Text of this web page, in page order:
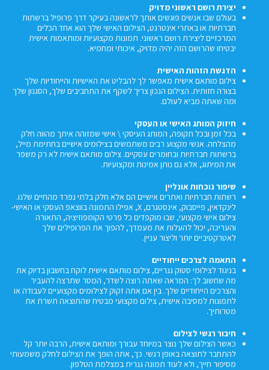
יצירת רושם ראשוני מדויק
בעולם שבו אנשים פוגשים אותך לראשונה בעיקר דרך פרופיל ברשתות
חברתיות או באתרי אינטרנט, הצילום האישי שלך הוא אחד הכלים
המרכזיים ליצירת רושם ראשוני. תמונות מקצועיות ומותאמות אישית
יבטיחו שהרושם הזה יהיה מדויק, איכותי ומחמיא.
הדגשת הזהות האישית
צילום מותאם אישית מאפשר לך להבליט את האישיות והייחודיות שלך
בצורה חזותית. הצילום הנכון צריך לשקף את התחביבים שלך, הסגנון שלך
ומה שאתה מביא לעולם.
חיזוק המותג האישי או העסקי
בכל זמן ובכל תקופה, המותג העיסקי \ אישי שמזוהה איתך מהווה חלק
מהצלחה. אנשי מקצוע רבים משתמשים בצילומים אישיים בחתימת מייל,
ברשתות חברתיות ובחומרים עסקיים. צילום מותאם אישית לא רק משפר
את המיתוג, אלא גם נותן אמינות ומקצועיות.
שיפור נוכחות אונליין
רשתות חברתיות ואתרים אישיים הם אלא חלק בלתי נפרד מהחיים שלנו.
לינקדאין, פייסבוק, אינסטגרם, X, אפילו התמונה בווצאפ העסקי או האישי-
צילום אישי מקצועי, שבו מוקפדים כל פרטי הקומפוזיציה, התאורה
והעריכה, יכול להעלות את מעמדך, להפוך את הפרופילים שלך
לאטרקטיביים יותר וליצור עניין.
התאמה לצרכים ייחודיים
בניגוד לצילומי סטוק גנריים, צילום מותאם אישית לוקח בחשבון בדיוק את
מה שחשוב לך: המראה שאתה רוצה לשדר, המסר שתרצה להעביר
והצרכים הייחודיים שלך. בין אם אתה זקוק לצילומים מקצועיים לעבודה או
לתמונות למסיבה אישית, צילום מקצועי מבטיח שהתוצאה תשרת את
מטרותיך.
חיבור רגשי לצילום
כאשר הצילום שלך נוצר במיוחד עבורך ומותאם אישית, הרבה יותר קל
להתחבר לתוצאה באופן רגשי. כך, אתה הופך את הצילום לחלק משמעותי
מסיפור חייך, ולא לעוד תמונה גנרית במצלמת הטלפון.